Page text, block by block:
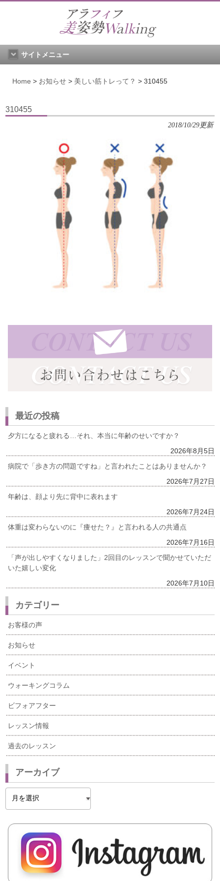
サイトメニュー
Home > お知らせ > 美しい筋トレって？ > 310455
310455
2018/10/29更新
最近の投稿
夕方になると疲れる…それ、本当に年齢のせいですか？
2026年8月5日
病院で「歩き方の問題ですね」と言われたことはありませんか？
2026年7月27日
年齢は、顔より先に背中に表れます
2026年7月24日
体重は変わらないのに『痩せた？』と言われる人の共通点
2026年7月16日
「声が出しやすくなりました」2回目のレッスンで聞かせていただ
いた嬉しい変化
2026年7月10日
カテゴリー
お客様の声
お知らせ
イベント
ウォーキングコラム
ビフォアフター
レッスン情報
過去のレッスン
アーカイブ
ア
カ
イ